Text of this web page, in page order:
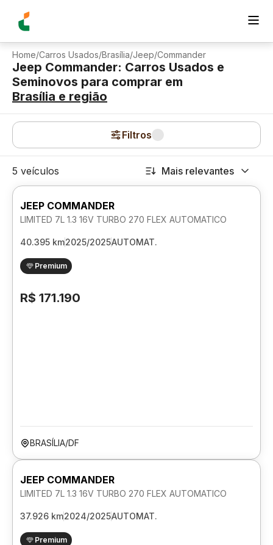
Home/Carros Usados/Brasília/Jeep/Commander
Jeep Commander: Carros Usados e
Seminovos para comprar em
Brasília e região
Filtros
5 veículos Mais relevantes
JEEP COMMANDER
LIMITED 7L 1.3 16V TURBO 270 FLEX AUTOMATICO
40.395 km2025/2025AUTOMAT.
Premium
R$ 171.190
BRASÍLIA/DF
JEEP COMMANDER
LIMITED 7L 1.3 16V TURBO 270 FLEX AUTOMATICO
37.926 km2024/2025AUTOMAT.
Premium